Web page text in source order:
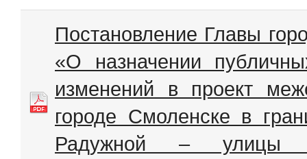
Постановление Главы
«О назначении
изменений в проект
городе Смоленске в
Радужной – улицы